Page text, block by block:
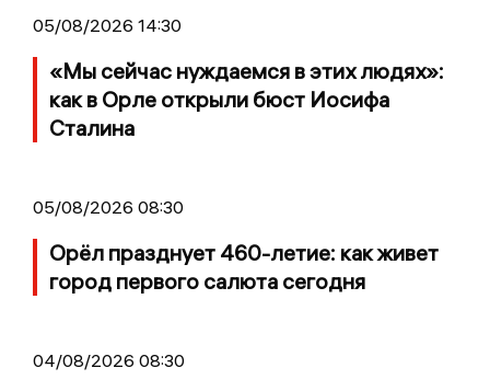
05/08/2026 14:30
«Мы сейчас нуждаемся в этих людях»:
как в Орле открыли бюст Иосифа
Сталина
05/08/2026 08:30
Орёл празднует 460-летие: как живет
город первого салюта сегодня
04/08/2026 08:30